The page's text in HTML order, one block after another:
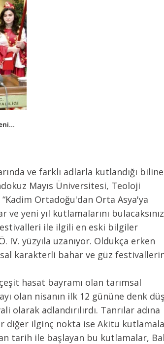
ve farklı adlarla kutlandığı
Mayıs Üniversitesi, Teoloji
Ortadoğu'dan Orta Asya'ya
yeni yıl kutlamalarını
ile ilgili en eski bilgiler
IV. yüzyıla uzanıyor. Oldukça erken
karakterli bahar ve güz
hasat bayramı olan tarımsal
olan nisanın ilk 12 gününe denk
adlandırılırdı. Tanrılar adına
diğer ilginç nokta ise Akitu
tarih ile başlayan bu kutlamalar,